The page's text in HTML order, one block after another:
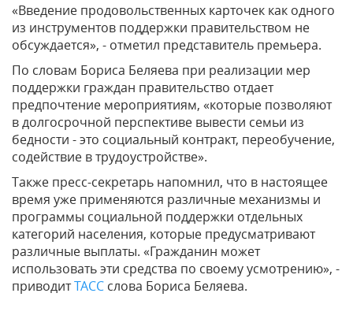
«Введение продовольственных карточек как одного
из инструментов поддержки правительством не
обсуждается», - отметил представитель премьера.
По словам Бориса Беляева при реализации мер
поддержки граждан правительство отдает
предпочтение мероприятиям, «которые позволяют
в долгосрочной перспективе вывести семьи из
бедности - это социальный контракт, переобучение,
содействие в трудоустройстве».
Также пресс-секретарь напомнил, что в настоящее
время уже применяются различные механизмы и
программы социальной поддержки отдельных
категорий населения, которые предусматривают
различные выплаты. «Гражданин может
использовать эти средства по своему усмотрению», -
приводитТАСС слова Бориса Беляева.